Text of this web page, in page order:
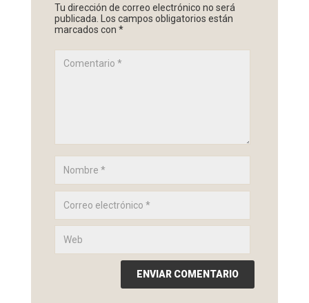
Tu dirección de correo electrónico no será
publicada.
Los campos obligatorios están
marcados con *